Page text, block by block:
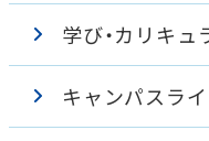
理事長・学校
教育理念・ア
学び・カリキュ
授業
キャンパスラ